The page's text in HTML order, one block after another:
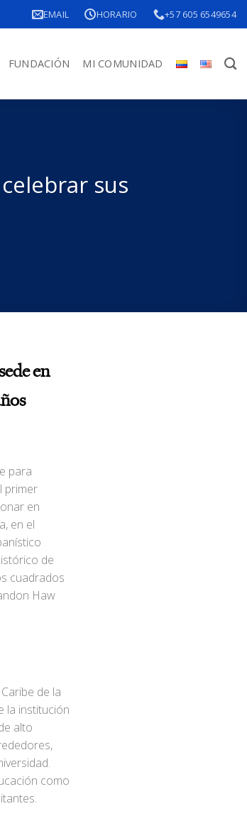
EMAIL HORARIO +57 605 6549654
FUNDACIÓN MI COMUNIDAD
sus
en
para
primer
en
en el
de
cuadrados
Haw
de la
la institución
alto
como